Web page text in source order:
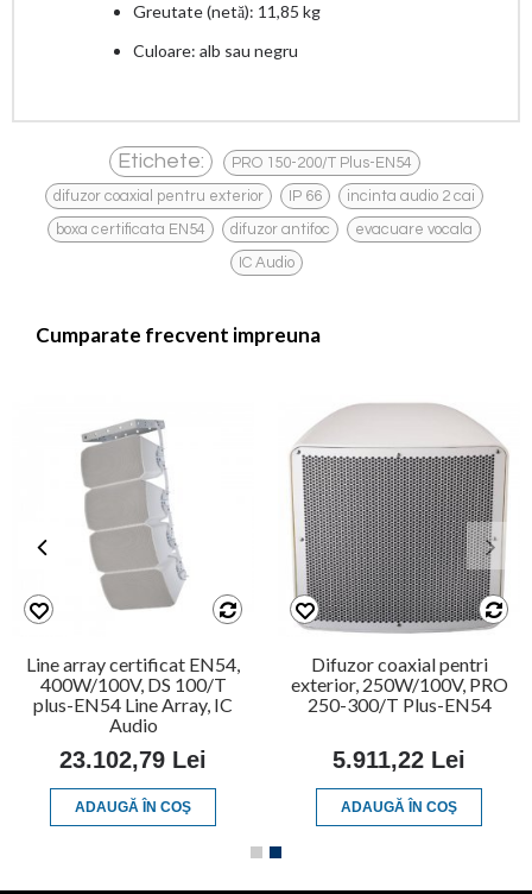
Greutate (netă): 11,85 kg
Culoare: alb sau negru
Etichete: PRO 150-200/T Plus-EN54 ,
difuzor coaxial pentru exterior IP 66 incinta audio 2 cai
boxa certificata EN54 difuzor antifoc evacuare vocala
IC Audio
Cumparate frecvent impreuna
Line array certificat EN54,
400W/100V, DS 100/T
plus-EN54 Line Array, IC
Audio
23.102,79 Lei
ADAUGĂ ÎN COŞ
Difuzor coaxial pentri
exterior, 250W/100V, PRO
250-300/T Plus-EN54
5.911,22 Lei
ADAUGĂ ÎN COŞ